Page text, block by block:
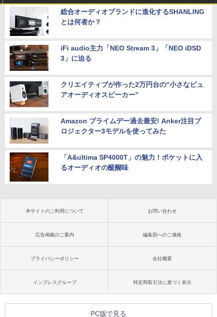
総合オーディオブランドに進化するSHANLING
とは何者か？
iFi audio主力「NEO Stream 3」「NEO iDSD
3」に迫る
クリエイティブが作った2万円台の“小さなピュ
アオーディオスピーカー”
Amazon プライムデー過去最安! Anker注目プ
ロジェクター3モデルを使ってみた
「A&ultima SP4000T」の魅力！ポケットに入
るオーディオの醍醐味
本サイトのご利用について お問い合わせ
広告掲載のご案内 編集部へのご連絡
プライバシーポリシー 会社概要
インプレスグループ 特定商取引法に基づく表示
PC版で見る